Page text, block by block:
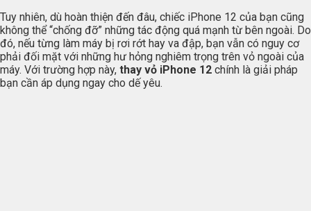
Tuy nhiên, dù hoàn thiện đến đâu, chiếc iPhone 12 của bạn cũng
không thể “chống đỡ” những tác động quá mạnh từ bên ngoài. Do
đó, nếu từng làm máy bị rơi rớt hay va đập, bạn vẫn có nguy cơ
phải đối mặt với những hư hỏng nghiêm trọng trên vỏ ngoài của
máy. Với trường hợp này, thay vỏ iPhone 12 chính là giải pháp
bạn cần áp dụng ngay cho dế yêu.